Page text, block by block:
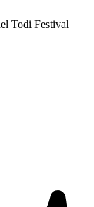
Todi Festival